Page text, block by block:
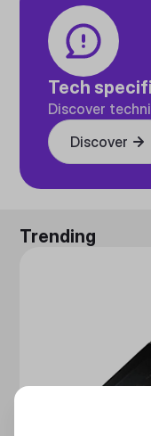
Tech
Discover
Discover
Trending